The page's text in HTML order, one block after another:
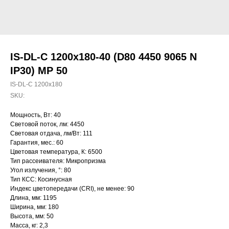
IS-DL-C 1200x180-40 (D80 4450 9065 N
IP30) MP 50
IS-DL-C 1200x180
SKU:
Мощность, Вт: 40
Световой поток, лм: 4450
Световая отдача, лм/Вт: 111
Гарантия, мес.: 60
Цветовая температура, К: 6500
Тип рассеивателя: Микропризма
Угол излучения, °: 80
Тип КСС: Косинусная
Индекс цветопередачи (CRI), не менее: 90
Длина, мм: 1195
Ширина, мм: 180
Высота, мм: 50
Масса, кг: 2,3